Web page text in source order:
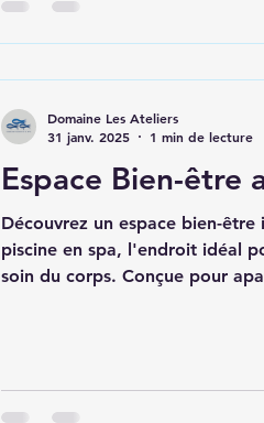
Espace Bien-être
Découvrez un espace bien-être
piscine en spa, l'endroit idéal
soin du corps. Conçue pour
Domaine Les Ateliers
31 janv. 2025
1 min de lecture